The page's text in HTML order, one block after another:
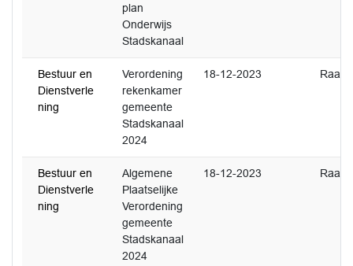
plan
Onderwijs
Stadskanaal
Bestuur en
Dienstverle
ning
Verordening
rekenkamer
gemeente
Stadskanaal
2024
18-12-2023 Raad
Bestuur en
Dienstverle
ning
Algemene
Plaatselijke
Verordening
gemeente
Stadskanaal
2024
18-12-2023 Raad